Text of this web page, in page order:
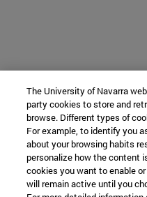
The University of Navarra
party cookies to store and
browse. Different types of
For example, to identify you
about your browsing habits
personalize how the content
cookies you want to enable
will remain active until you